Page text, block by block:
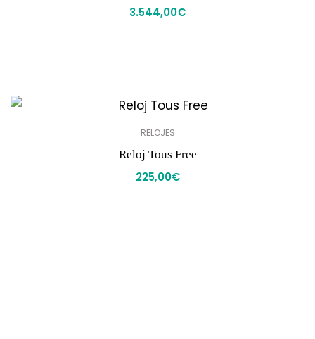
3.544,00€
RELOJES
Reloj Tous Free
225,00€